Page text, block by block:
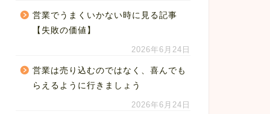
営業でうまくいかない時に見る記事
【失敗の価値】
2026年6月24日
営業は売り込むのではなく、喜んでも
らえるように行きましょう
2026年6月24日